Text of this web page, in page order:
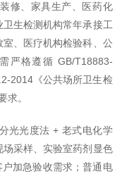
修、家具生产、医药化
生检测机构常年承接工
、医疗机构检验科、公
严格遵循 GB/T18883-
2014《公共场所卫生检
求。
光光度法 + 老式电化学
采样、实验室药剂显色
加急验收需求；普通电